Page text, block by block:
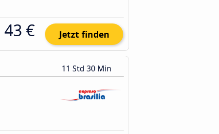
43 € Jetzt finden
11 Std 30 Min